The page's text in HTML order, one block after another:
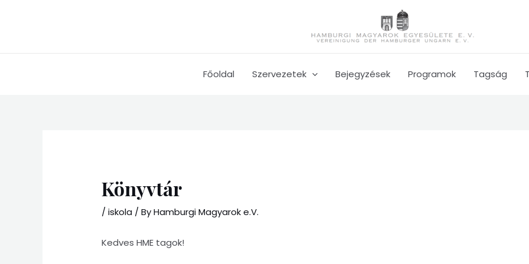
Főoldal Szervezetek Bejegyzések Programok Tagság
Könyvtár
/iskola / ByHamburgi Magyarok e.V.
Kedves HME tagok!